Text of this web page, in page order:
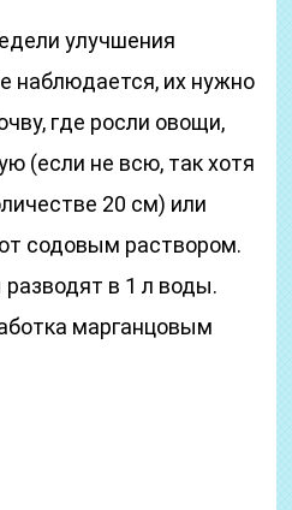
улучшения
наблюдается, их нужно
где росли овощи,
(если не всю, так хотя
20 см) или
содовым раствором.
в 1 л воды.
марганцовым